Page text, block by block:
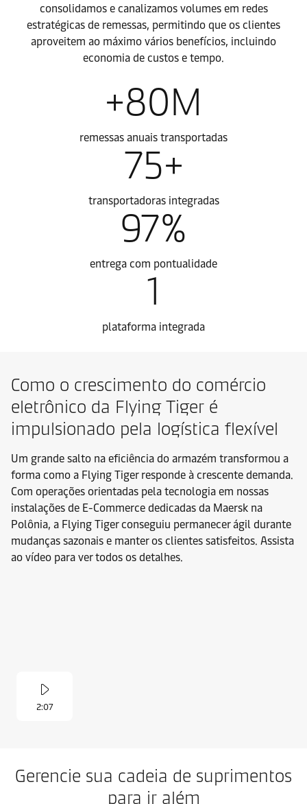
consolidamos e canalizamos volumes em redes
estratégicas de remessas, permitindo que os clientes
aproveitem ao máximo vários benefícios, incluindo
economia de custos e tempo.
+80M
remessas anuais transportadas
75+
transportadoras integradas
97%
entrega com pontualidade
1
plataforma integrada
Como o crescimento do comércio
eletrônico da Flying Tiger é
impulsionado pela logística flexível
Um grande salto na eficiência do armazém transformou a
forma como a Flying Tiger responde à crescente demanda.
Com operações orientadas pela tecnologia em nossas
instalações de E-Commerce dedicadas da Maersk na
Polônia, a Flying Tiger conseguiu permanecer ágil durante
mudanças sazonais e manter os clientes satisfeitos. Assista
ao vídeo para ver todos os detalhes.
2:07
Gerencie sua cadeia de suprimentos
para ir além